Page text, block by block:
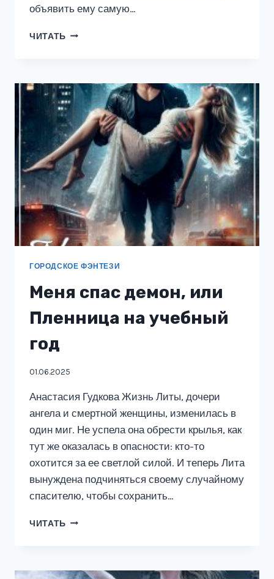
объявить ему самую…
ЧИТАТЬ БЫВШИЕ.
ГОРОДСКОЕ ФЭНТЕЗИ
Меня спас демон, или
Пленница на учебный
год
01.06.2025
Анастасия Гудкова Жизнь Литы, дочери
ангела и смертной женщины, изменилась в
один миг. Не успела она обрести крылья, как
тут же оказалась в опасности: кто-то
охотится за ее светлой силой. И теперь Лита
вынуждена подчиняться своему случайному
спасителю, чтобы сохранить…
ЧИТАТЬ МЕНЯ
ПЛЕННИЦА